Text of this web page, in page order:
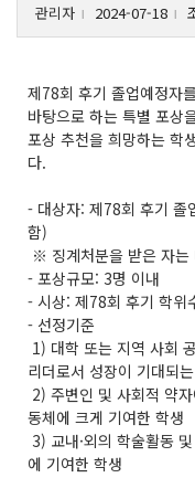
관리자 l 2024-07-18 l
제78회 후기 졸업예정자
바탕으로 하는 특별 포상
포상 추천을 희망하는 학
다.
- 대상자: 제78회 후기 졸
함)
※ 징계처분을 받은 자는
- 포상규모: 3명 이내
- 시상: 제78회 후기 학위
- 선정기준
1) 대학 또는 지역 사회
리더로서 성장이 기대되
2) 주변인 및 사회적 약
동체에 크게 기여한 학생
3) 교내·외의 학술활동
에 기여한 학생